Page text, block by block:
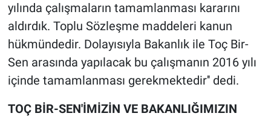
yılında çalışmaların tamamlanması kararını
aldırdık. Toplu Sözleşme maddeleri kanun
hükmündedir. Dolayısıyla Bakanlık ile Toç Bir-
Sen arasında yapılacak bu çalışmanın 2016 yılı
içinde tamamlanması gerekmektedir'' dedi.
TOÇ BİR-SEN'İMİZİN VE BAKANLIĞIMIZIN